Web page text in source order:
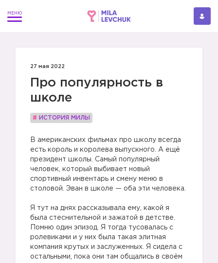
27 мая 2022
Про популярность в
школе
# ИСТОРИЯ МИЛЫ
В американских фильмах про школу всегда
есть король и королева выпускного. А ещё
президент школы. Самый популярный
человек, который выбивает новый
спортивный инвентарь и смену меню в
столовой. Эван в школе — оба эти человека.
Я тут на днях рассказывала ему, какой я
была стеснительной и зажатой в детстве.
Помню один эпизод. Я тогда тусовалась с
ролевиками и у них была такая элитная
компания крутых и заслуженных. Я сидела с
остальными, пока они там общались в своём